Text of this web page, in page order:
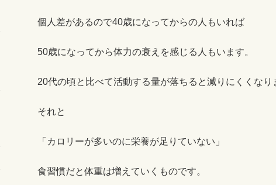
個人差があるので40歳になってからの人もいれば
50歳になってから体力の衰えを感じる人もいます。
20代の頃と比べて活動する量が落ちると減りにくくなり
それと
「カロリーが多いのに栄養が足りていない」
食習慣だと体重は増えていくものです。